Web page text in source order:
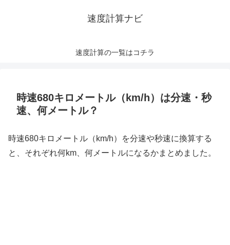
速度計算ナビ
速度計算の一覧はコチラ
時速680キロメートル（km/h）は分速・秒
速、何メートル？
時速680キロメートル（km/h）を分速や秒速に換算する
と、それぞれ何km、何メートルになるかまとめました。